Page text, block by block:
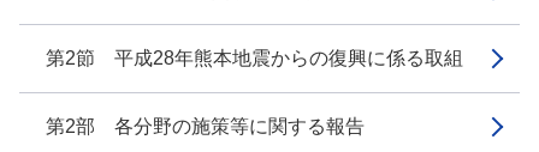
第2節 平成28年熊本地震からの復興に係る取組
第2部 各分野の施策等に関する報告